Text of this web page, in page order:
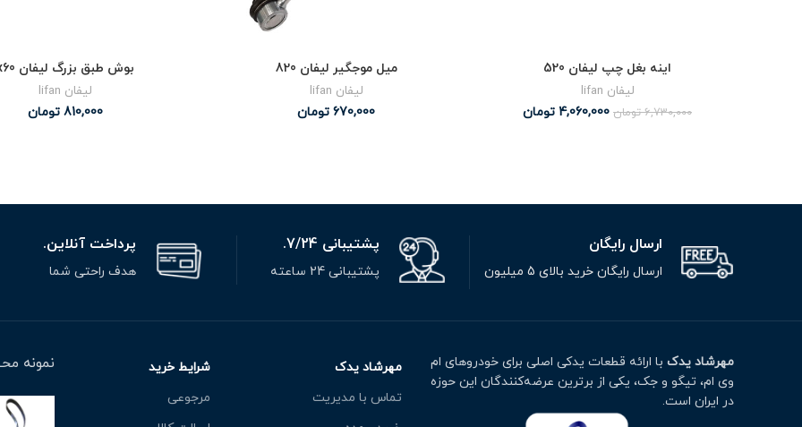
اینه بغل چپ لیفان 520
لیفان lifan
6,730,000 تومان 4,060,000 تومان
میل موجگیر لیفان 820
لیفان lifan
670,000 تومان
بوش طبق بزرگ لیفان x60
لیفان lifan
810,000 تومان
ارسال رایگان
ارسال رایگان خرید بالای 5 میلیون
پشتیبانی 7/24.
پشتیبانی 24 ساعته
پرداخت آنلاین.
هدف راحتی شما
مهرشاد یدک با ارائه قطعات یدکی اصلی برای خودروهای ام
وی ام، تیگو و جک، یکی از برترین عرضه‌کنندگان این حوزه
در ایران است.
مهرشاد یدک
تماس با مدیریت
شرایط خرید
مرجوعی
نمونه